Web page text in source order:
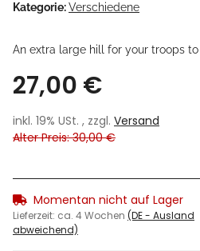
Kategorie:Verschiedene
An extra large hill for your troops
27,00 €
inkl. 19% USt. , zzgl. Versand
Alter Preis: 30,00 €
Momentan nicht auf Lager
Lieferzeit: ca. 4 Wochen (DE - Ausland
abweichend)